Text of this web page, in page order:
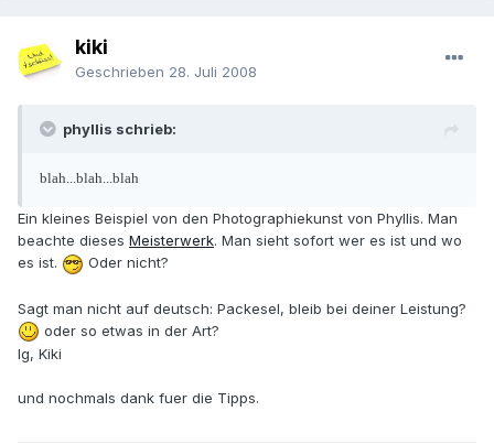
kiki
Geschrieben 28. Juli 2008
phyllis schrieb:
blah...blah...blah
Ein kleines Beispiel von den Photographiekunst von Phyllis. Man
beachte dieses Meisterwerk. Man sieht sofort wer es ist und wo
es ist.
Oder nicht?
Sagt man nicht auf deutsch: Packesel, bleib bei deiner Leistung?
oder so etwas in der Art?
lg, Kiki
und nochmals dank fuer die Tipps.